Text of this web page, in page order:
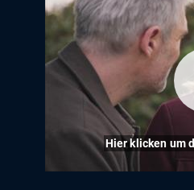
Hier klicken um